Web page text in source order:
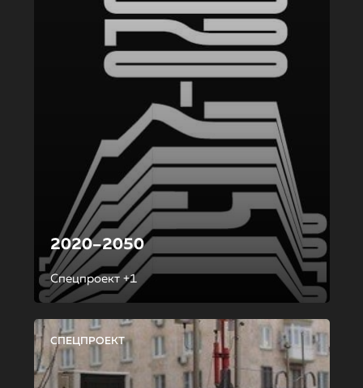
2020–2050
Спецпроект +1
СПЕЦПРОЕКТ